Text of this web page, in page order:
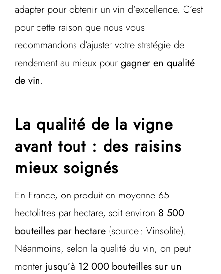
adapter pour obtenir un vin d’excellence. C’est
pour cette raison que nous vous
recommandons d’ajuster votre stratégie de
rendement au mieux pour gagner en qualité
de vin.
La qualité de la vigne
avant tout : des raisins
mieux soignés
En France, on produit en moyenne 65
hectolitres par hectare, soit environ 8 500
bouteilles par hectare (source : Vinsolite).
Néanmoins, selon la qualité du vin, on peut
monter jusqu’à 12 000 bouteilles sur un